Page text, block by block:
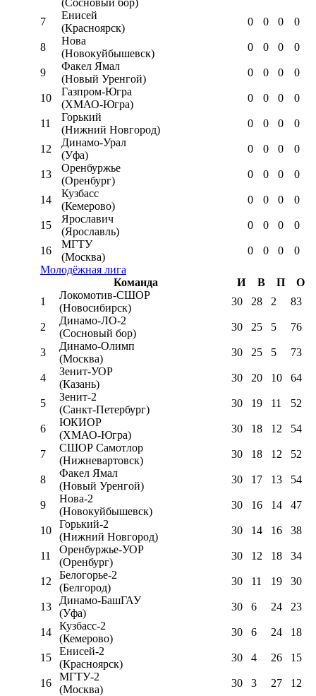
(Сосновый бор)
7
Енисей
(Красноярск)
0 0 0 0
8
Нова
(Новокуйбышевск)
0 0 0 0
9
Факел Ямал
(Новый Уренгой)
0 0 0 0
10
Газпром-Югра
(ХМАО-Югра)
0 0 0 0
11
Горький
(Нижний Новгород)
0 0 0 0
12
Динамо-Урал
(Уфа)
0 0 0 0
13
Оренбуржье
(Оренбург)
0 0 0 0
14
Кузбасс
(Кемерово)
0 0 0 0
15
Ярославич
(Ярославль)
0 0 0 0
16
МГТУ
(Москва)
0 0 0
0
Молодёжная лига
Команда
И В П
О
1
Локомотив-CШОР
(Новосибирск)
30 28 2 83
2
Динамо-ЛО-2
(Сосновый бор)
30 25 5 76
3
Динамо-Олимп
(Москва)
30 25 5 73
4
Зенит-УОР
(Казань)
30 20 10 64
5
Зенит-2
(Санкт-Петербург)
30 19 11 52
6
ЮКИОР
(ХМАО-Югра)
30 18 12 54
7
СШОР Самотлор
(Нижневартовск)
30 18 12 52
8
Факел Ямал
(Новый Уренгой)
30 17 13 54
9
Нова-2
(Новокуйбышевск)
30 16 14 47
10
Горький-2
(Нижний Новгород)
30 14 16 38
11
Оренбуржье-УОР
(Оренбург)
30 12 18 34
12
Белогорье-2
(Белгород)
30 11 19 30
13
Динамо-БашГАУ
(Уфа)
30 6 24 23
14
Кузбасс-2
(Кемерово)
30 6 24 18
15
Енисей-2
(Красноярск)
30 4 26 15
16
МГТУ-2
(Москва)
30 3 27 12